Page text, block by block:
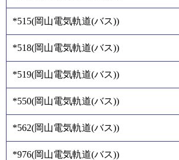
*515(岡山電気軌道(バス))
*518(岡山電気軌道(バス))
*519(岡山電気軌道(バス))
*550(岡山電気軌道(バス))
*562(岡山電気軌道(バス))
*976(岡山電気軌道(バス))